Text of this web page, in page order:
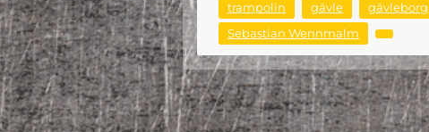
trampolin gävle gävleborg
Sebastian Wennmalm